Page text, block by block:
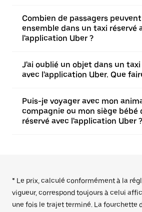
Combien de passagers
ensemble dans un taxi réservé
l'application Uber ?
J'ai oublié un objet dans un
avec l'application Uber. Que
Puis-je voyager avec mon
compagnie ou mon siège bébé
réservé avec l'application Uber ?
* Le prix, calculé conformément à la
vigueur, correspond toujours à celui
une fois le trajet terminé. La fourchette